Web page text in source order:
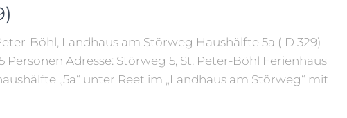
Böhl, Landhaus am Störweg Haushälfte 5a (ID 329)
Adresse: Störweg 5, St. Peter-Böhl Ferienhaus
„5a“ unter Reet im „Landhaus am Störweg“ mit